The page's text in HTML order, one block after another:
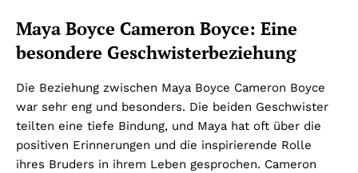
Maya Boyce Cameron Boyce: Eine
besondere Geschwisterbeziehung
Die Beziehung zwischen Maya Boyce Cameron Boyce
war sehr eng und besonders. Die beiden Geschwister
teilten eine tiefe Bindung, und Maya hat oft über die
positiven Erinnerungen und die inspirierende Rolle
ihres Bruders in ihrem Leben gesprochen. Cameron